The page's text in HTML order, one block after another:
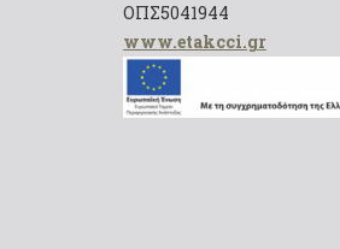
ΟΠΣ5041944
www.etakcci.gr